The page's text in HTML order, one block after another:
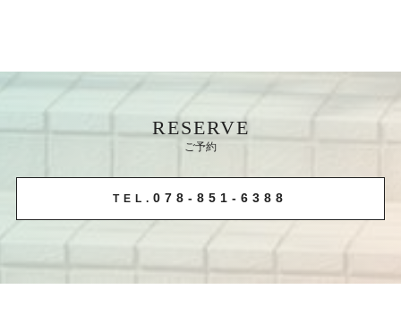
RESERVE
ご予約
TEL.078-851-6388